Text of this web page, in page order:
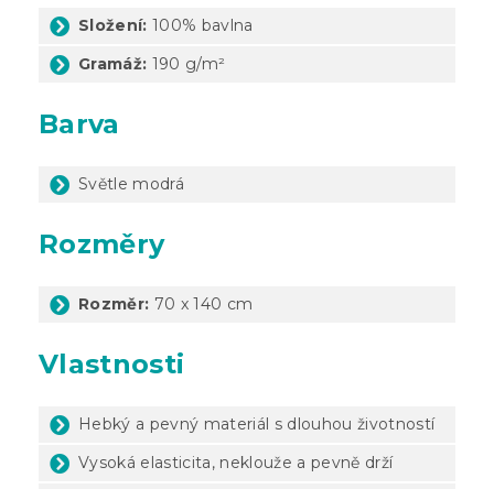
Složení: 100% bavlna
Gramáž: 190 g/m²
Barva
Světle modrá
Rozměry
Rozměr: 70 x 140 cm
Vlastnosti
Hebký a pevný materiál s dlouhou životností
Vysoká elasticita, neklouže a pevně drží